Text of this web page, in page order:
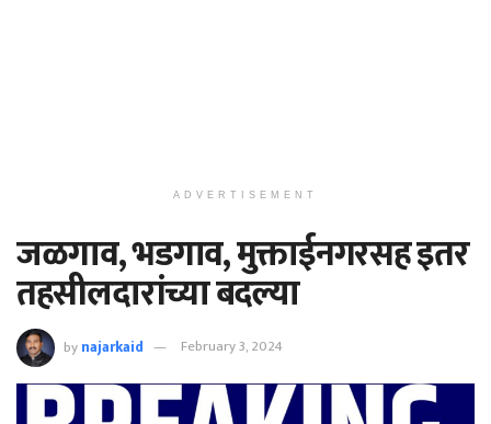
ADVERTISEMENT
जळगाव, भडगाव, मुक्ताईनगरसह इतर
तहसीलदारांच्या बदल्या
bynajarkaid February 3, 2024